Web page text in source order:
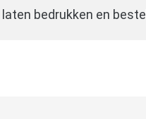
of tekst uploaden.
bedrukken en